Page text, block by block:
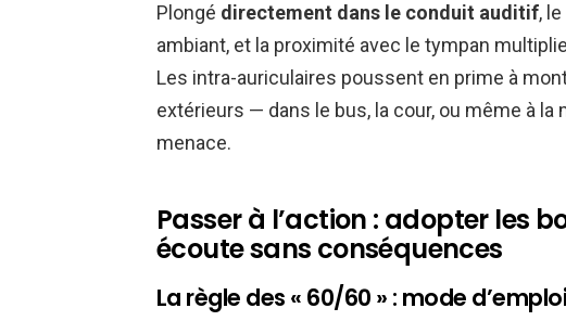
Plongé directement dans le conduit auditif,
ambiant, et la proximité avec le tympan
Les intra-auriculaires poussent en prime à
extérieurs — dans le bus, la cour, ou même à la
menace.
Passer à l’action : adopter les
écoute sans conséquences
La règle des « 60/60 » : mode